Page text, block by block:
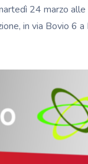
24 marzo
in via Bovio 6 a